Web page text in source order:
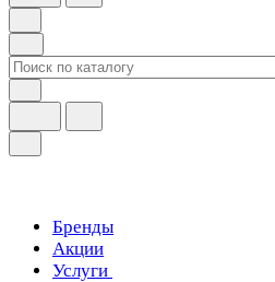
Бренды
Акции
Услуги